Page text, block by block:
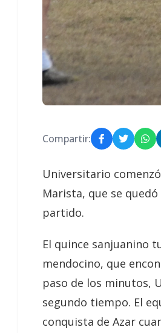
Compartir:
Universitario
Marista, que se
partido.
El quince sanjuanino
mendocino, que
paso de los minutos,
segundo tiempo. El
conquista de Azar